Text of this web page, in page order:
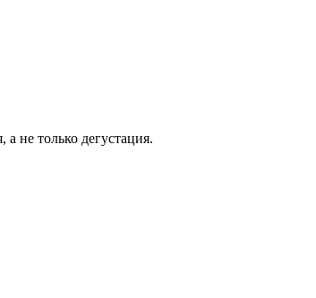
не только дегустация.